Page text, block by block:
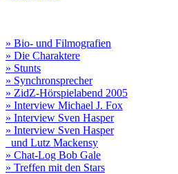
» Bio- und Filmografien
» Die Charaktere
» Stunts
» Synchronsprecher
» ZidZ-Hörspielabend 2005
» Interview Michael J. Fox
» Interview Sven Hasper
» Interview Sven Hasper
und Lutz Mackensy
» Chat-Log Bob Gale
» Treffen mit den Stars